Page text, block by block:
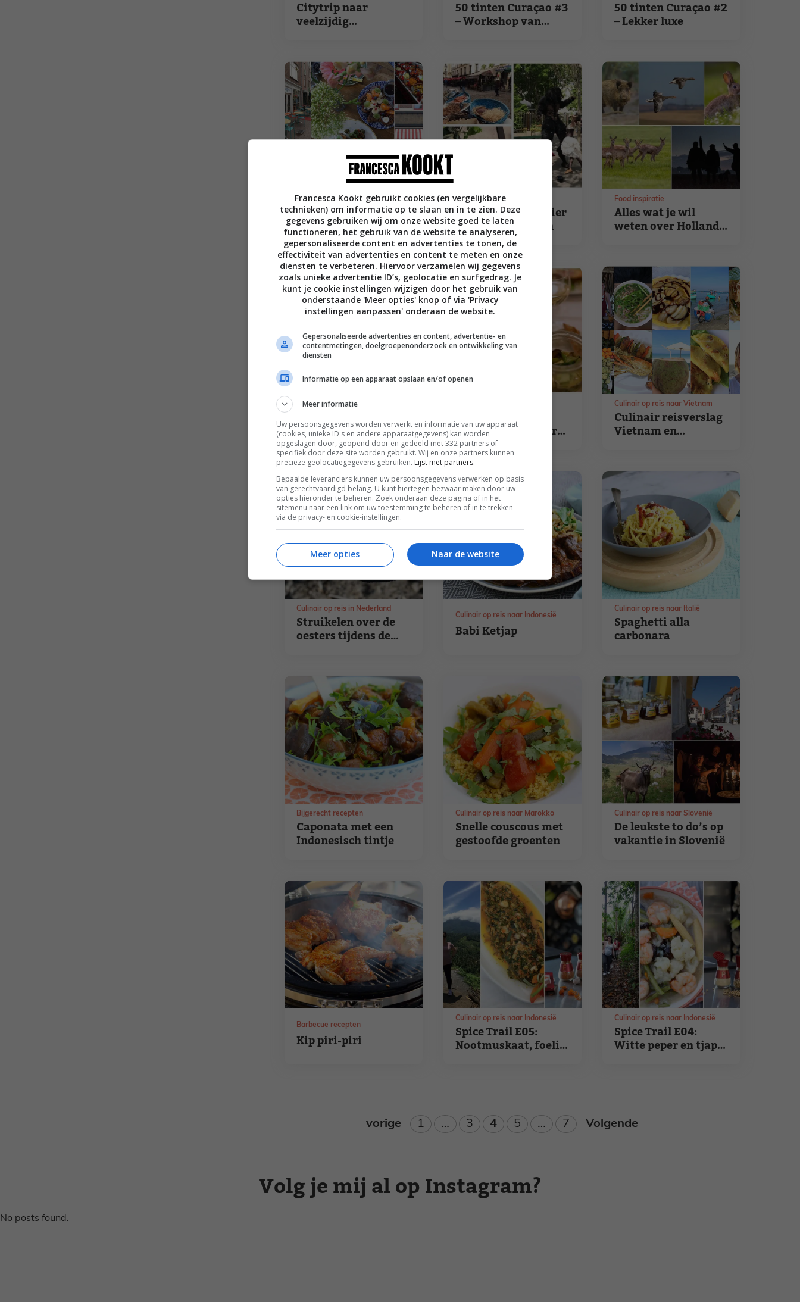
Citytrip naar
veelzijdig
50 tinten Curaçao #3
– Workshop van
50 tinten Curaçao #2
– Lekker luxe
Tips voor lekkere
ontbijt- en lunch
hotspots
Restaurant reviews
Foodie in Parijs: hier
wil je geweest zijn
Restaurant reviews
Alles wat je wil
weten over Hollands
Food inspiratie
balsamicostroop en
rucola
Makkelijke recepten
Restaurants in
Parijs: bij deze vier
wil je eten
Culinair reisverslag
Vietnam en
Culinair op reis naar Vietnam
Struikelen over de
oesters tijdens de
Culinair op reis in Nederland
Babi Ketjap
Culinair op reis naar Indonesië
Spaghetti alla
carbonara
Culinair op reis naar Italië
Caponata met een
Indonesisch tintje
Bijgerecht recepten
Snelle couscous met
gestoofde groenten
Culinair op reis naar Marokko
De leukste to do’s op
vakantie in Slovenië
Culinair op reis naar Slovenië
Kip piri-piri
Barbecue recepten
Spice Trail E05:
Nootmuskaat, foelie
Culinair op reis naar Indonesië
Spice Trail E04:
Witte peper en tjap
Culinair op reis naar Indonesië
vorige Pagina
1 … Pagina
3 Pagina
4 Pagina
5 … Pagina
7 Volgende
Volg je mij al op Instagram?
No posts found.
Francesca Kookt gebruikt cookies (en vergelijkbare
technieken) om informatie op te slaan en in te zien. Deze
gegevens gebruiken wij om onze website goed te laten
functioneren, het gebruik van de website te analyseren,
gepersonaliseerde content en advertenties te tonen, de
effectiviteit van advertenties en content te meten en onze
diensten te verbeteren. Hiervoor verzamelen wij gegevens
zoals unieke advertentie ID’s, geolocatie en surfgedrag. Je
kunt je cookie instellingen wijzigen door het gebruik van
onderstaande 'Meer opties' knop of via 'Privacy
instellingen aanpassen' onderaan de website.
Gepersonaliseerde advertenties en content, advertentie- en
contentmetingen, doelgroepenonderzoek en ontwikkeling van
diensten
Informatie op een apparaat opslaan en/of openen
Meer informatie
Uw persoonsgegevens worden verwerkt en informatie van uw apparaat
(cookies, unieke ID's en andere apparaatgegevens) kan worden
opgeslagen door, geopend door en gedeeld met 332 partners of
specifiek door deze site worden gebruikt. Wij en onze partners kunnen
precieze geolocatiegegevens gebruiken. Lijst met partners.
Bepaalde leveranciers kunnen uw persoonsgegevens verwerken op basis
van gerechtvaardigd belang. U kunt hiertegen bezwaar maken door uw
opties hieronder te beheren. Zoek onderaan deze pagina of in het
sitemenu naar een link om uw toestemming te beheren of in te trekken
via de privacy- en cookie-instellingen.
Naar de website
Meer opties